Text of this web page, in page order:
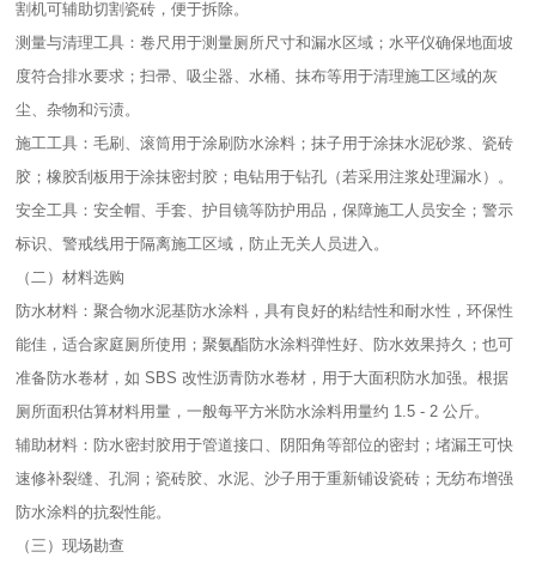
割机可辅助切割瓷砖，便于拆除。​
测量与清理工具：卷尺用于测量厕所尺寸和漏水区域；水平仪确保地面坡
度符合排水要求；扫帚、吸尘器、水桶、抹布等用于清理施工区域的灰
尘、杂物和污渍。​
施工工具：毛刷、滚筒用于涂刷防水涂料；抹子用于涂抹水泥砂浆、瓷砖
胶；橡胶刮板用于涂抹密封胶；电钻用于钻孔（若采用注浆处理漏水）。​
安全工具：安全帽、手套、护目镜等防护用品，保障施工人员安全；警示
标识、警戒线用于隔离施工区域，防止无关人员进入。​
（二）材料选购​
防水材料：聚合物水泥基防水涂料，具有良好的粘结性和耐水性，环保性
能佳，适合家庭厕所使用；聚氨酯防水涂料弹性好、防水效果持久；也可
准备防水卷材，如 SBS 改性沥青防水卷材，用于大面积防水加强。根据
厕所面积估算材料用量，一般每平方米防水涂料用量约 1.5 - 2 公斤。​
辅助材料：防水密封胶用于管道接口、阴阳角等部位的密封；堵漏王可快
速修补裂缝、孔洞；瓷砖胶、水泥、沙子用于重新铺设瓷砖；无纺布增强
防水涂料的抗裂性能。​
（三）现场勘查​